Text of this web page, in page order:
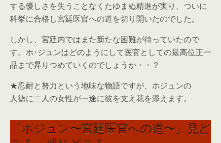
する優しさを失うことなくたゆまぬ精進が実り、ついに
科挙に合格し宮廷医官への道を切り開いたのでした。
しかし、宮廷内ではまた新たな困難が待っていたので
す。ホ･ジュンはどのようにして医官としての最高位正一
品まで昇りつめていくのでしょうか・・？
★忍耐と努力という地味な物語ですが、ホジュンの
人徳に二人の女性が一途に彼を支え花を添えます。
「ホジュン〜宮廷医官への道〜」見ど